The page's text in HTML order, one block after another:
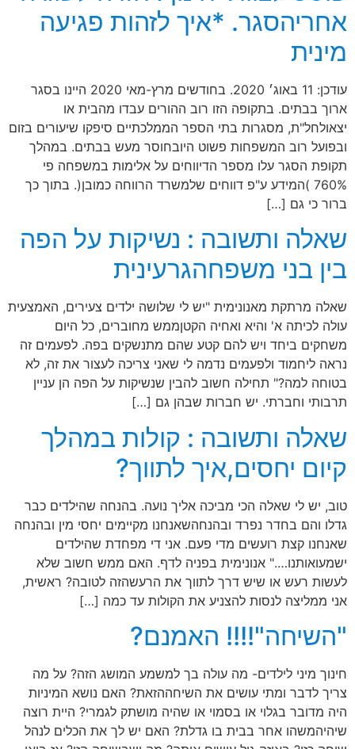
אחריהסגר. *איך לזהות פגיעה
מינית
עודכן: 11 באוג׳ 2020. בחודשים מרץ-מאי 2020 היינו בסגר
ארוך בבתים. בתקופה הזו רוב ההורים עבדו מהבית או
יצאולחל"ת, מסגרות בתי הספר הממלכתיים סיפקו שיעורים בזום
ובפועל רוב המשפחות פשוט היובחוסר מעש בבתים. במהלך
תקופת הסגר עלו מספר הדיווחים על אלימות במשפחה פי
760% )המידע ע"פ דווחים שלמשרד הרווחה כמובן(. בתוך כך
ברור כי גם […]
שאלה ותשובה : נשיקות על הפה
בין בני משפחהגרעינית
שאלה מרתקת מאנונימית "יש לי שלושה ילדים צעירים, האמצעית
עולה לכיתה א' והיא ואחיה הקטןממש מחוברים, כל היום
משחקים ביחד ויש להם קטע שהם מתנשקים בפה. לפעמים זה
נראה ליחמוד ולפעמים נדמה לי שאני צריכה לעצור את זה, לא
בטוחה למה?" תחילה חשוב להבין שנשיקות על הפה הן עניין
תרבותי וחברתי. יש חברות שבהן גם […]
שאלה ותשובה : קולות במהלך
קיום יחסים,איך לתווך?
טוב, יש לי שאלה הכי מביכה אליך נועה. בהנחה שהילדים כבר
גדלו והם בחדר נפרד ובהנחהשאנחנו מקיימים יחסי מין ובהנחה
שאנחנו קצת רועשים מדי פעם. אני די מפחדת שהילדים
ישמעואותנו…." אנונימית בפניה לדף. האם ממש חשוב שלא
לעשות רעש או שיש דרך לתווך את הרעשהזה לטובה? ראשית,
אני ממליצה לנסות להצניע את הקולות עד כמה […]
"השיחה"!!!! האמנם?
חינוך מיני לילדים- מה עולה בך למשמע המושג הזה? על מה
צריך לדבר ומתי עושים את השיחההזאת? האם נושא המיניות
היה מדובר בגלוי או בסמוי או שהיה מושתק לגמרי? היית רוצה
שיהיהמשהו אחר בבית בו גדלת? האם יש לך את הכלים לנהל